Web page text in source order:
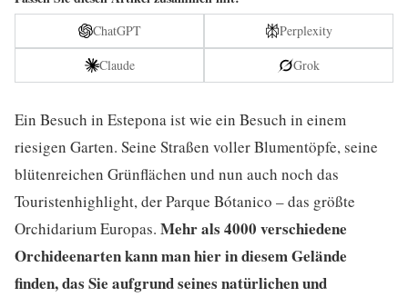
ChatGPT
Perplexity
Claude
Grok
Ein Besuch in Estepona ist wie ein Besuch in einem
riesigen Garten. Seine Straßen voller Blumentöpfe, seine
blütenreichen Grünflächen und nun auch noch das
Touristenhighlight, der Parque Bótanico – das größte
Orchidarium Europas. Mehr als 4000 verschiedene
Orchideenarten kann man hier in diesem Gelände
finden, das Sie aufgrund seines natürlichen und